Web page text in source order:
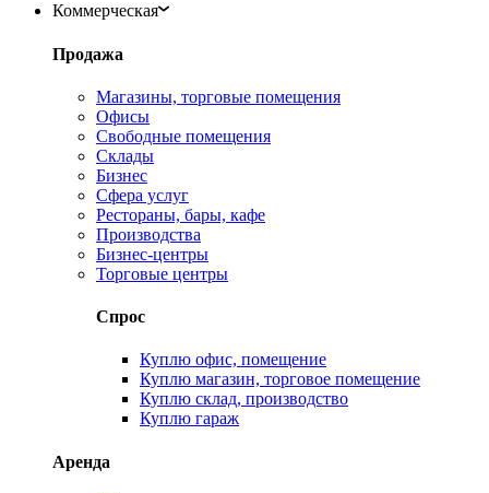
Коммерческая
Продажа
Магазины, торговые помещения
Офисы
Свободные помещения
Склады
Бизнес
Сфера услуг
Рестораны, бары, кафе
Производства
Бизнес-центры
Торговые центры
Спрос
Куплю офис, помещение
Куплю магазин, торговое помещение
Куплю склад, производство
Куплю гараж
Аренда